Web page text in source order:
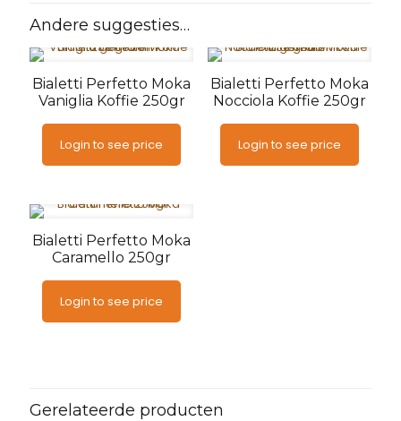
Andere suggesties…
Bialetti Perfetto Moka
Vaniglia Koffie 250gr
Login to see price
Bialetti Perfetto Moka
Nocciola Koffie 250gr
Login to see price
Bialetti Perfetto Moka
Caramello 250gr
Login to see price
Gerelateerde producten